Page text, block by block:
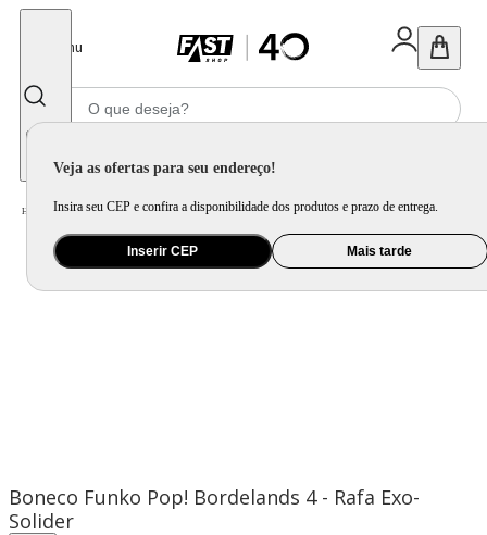
Menu
Veja as ofertas para seu endereço!
Insira seu CEP e confira a disponibilidade dos produtos e prazo de entrega.
Inserir CEP Mais tarde
Home Brinquedo e Colecionável / Para Colecionar
Boneco Funko Pop! Bordelands 4 - Rafa Exo-
Solider